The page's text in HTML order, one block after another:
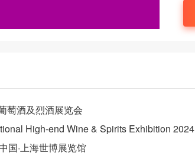
萄酒及烈酒展览会
High-end Wine & Spirits Exhibition 2024
·上海世博展览馆